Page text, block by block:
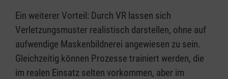
Ein weiterer Vorteil: Durch VR lassen sich
Verletzungsmuster realistisch darstellen, ohne auf
aufwendige Maskenbildnerei angewiesen zu sein.
Gleichzeitig können Prozesse trainiert werden, die
im realen Einsatz selten vorkommen, aber im